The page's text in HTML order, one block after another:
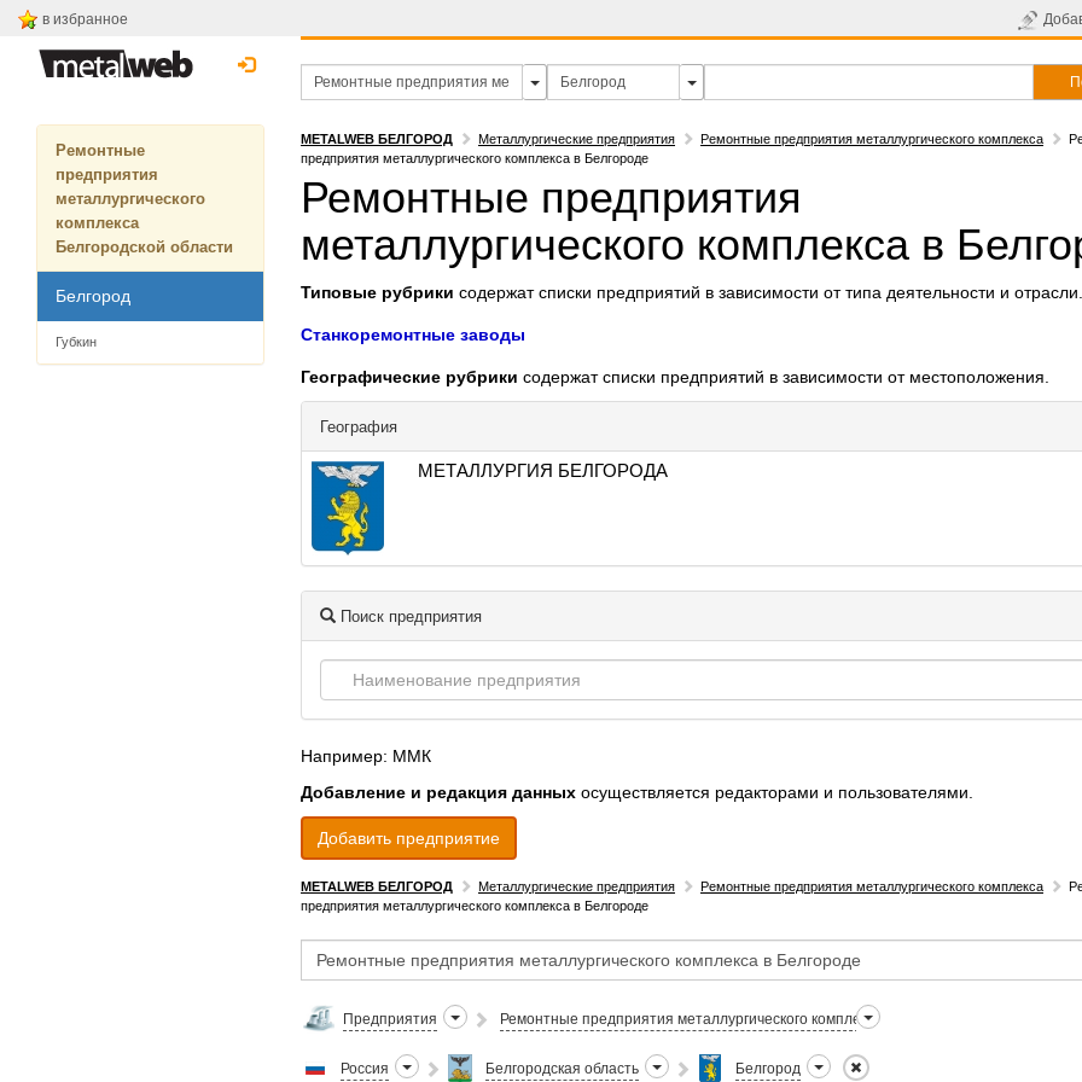
в избранное
Ремонтные
предприятия
металлургического
комплекса
Белгородской области
Белгород
Губкин
METALWEB БЕЛГОРОД Металлургические предприятия Ремонтные предприятия металлургического комплекса
предприятия металлургического комплекса в Белгороде
Ремонтные предприятия
металлургического комплекса в
Типовые рубрики содержат списки предприятий в зависимости от типа деятельности и отрасли.
Станкоремонтные заводы
Географические рубрики содержат списки предприятий в зависимости от местоположения.
География
МЕТАЛЛУРГИЯ БЕЛГОРОДА
Поиск предприятия
Например: ММК
Добавление и редакция данных осуществляется редакторами и пользователями.
Добавить предприятие
METALWEB БЕЛГОРОД Металлургические предприятия Ремонтные предприятия металлургического комплекса
предприятия металлургического комплекса в Белгороде
Предприятия Ремонтные предприятия металлургического комплекса
Россия Белгородская область Белгород